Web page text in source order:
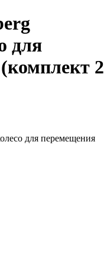
для
2